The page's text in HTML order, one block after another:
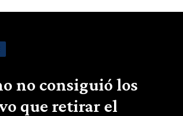
no consiguió los
que retirar el